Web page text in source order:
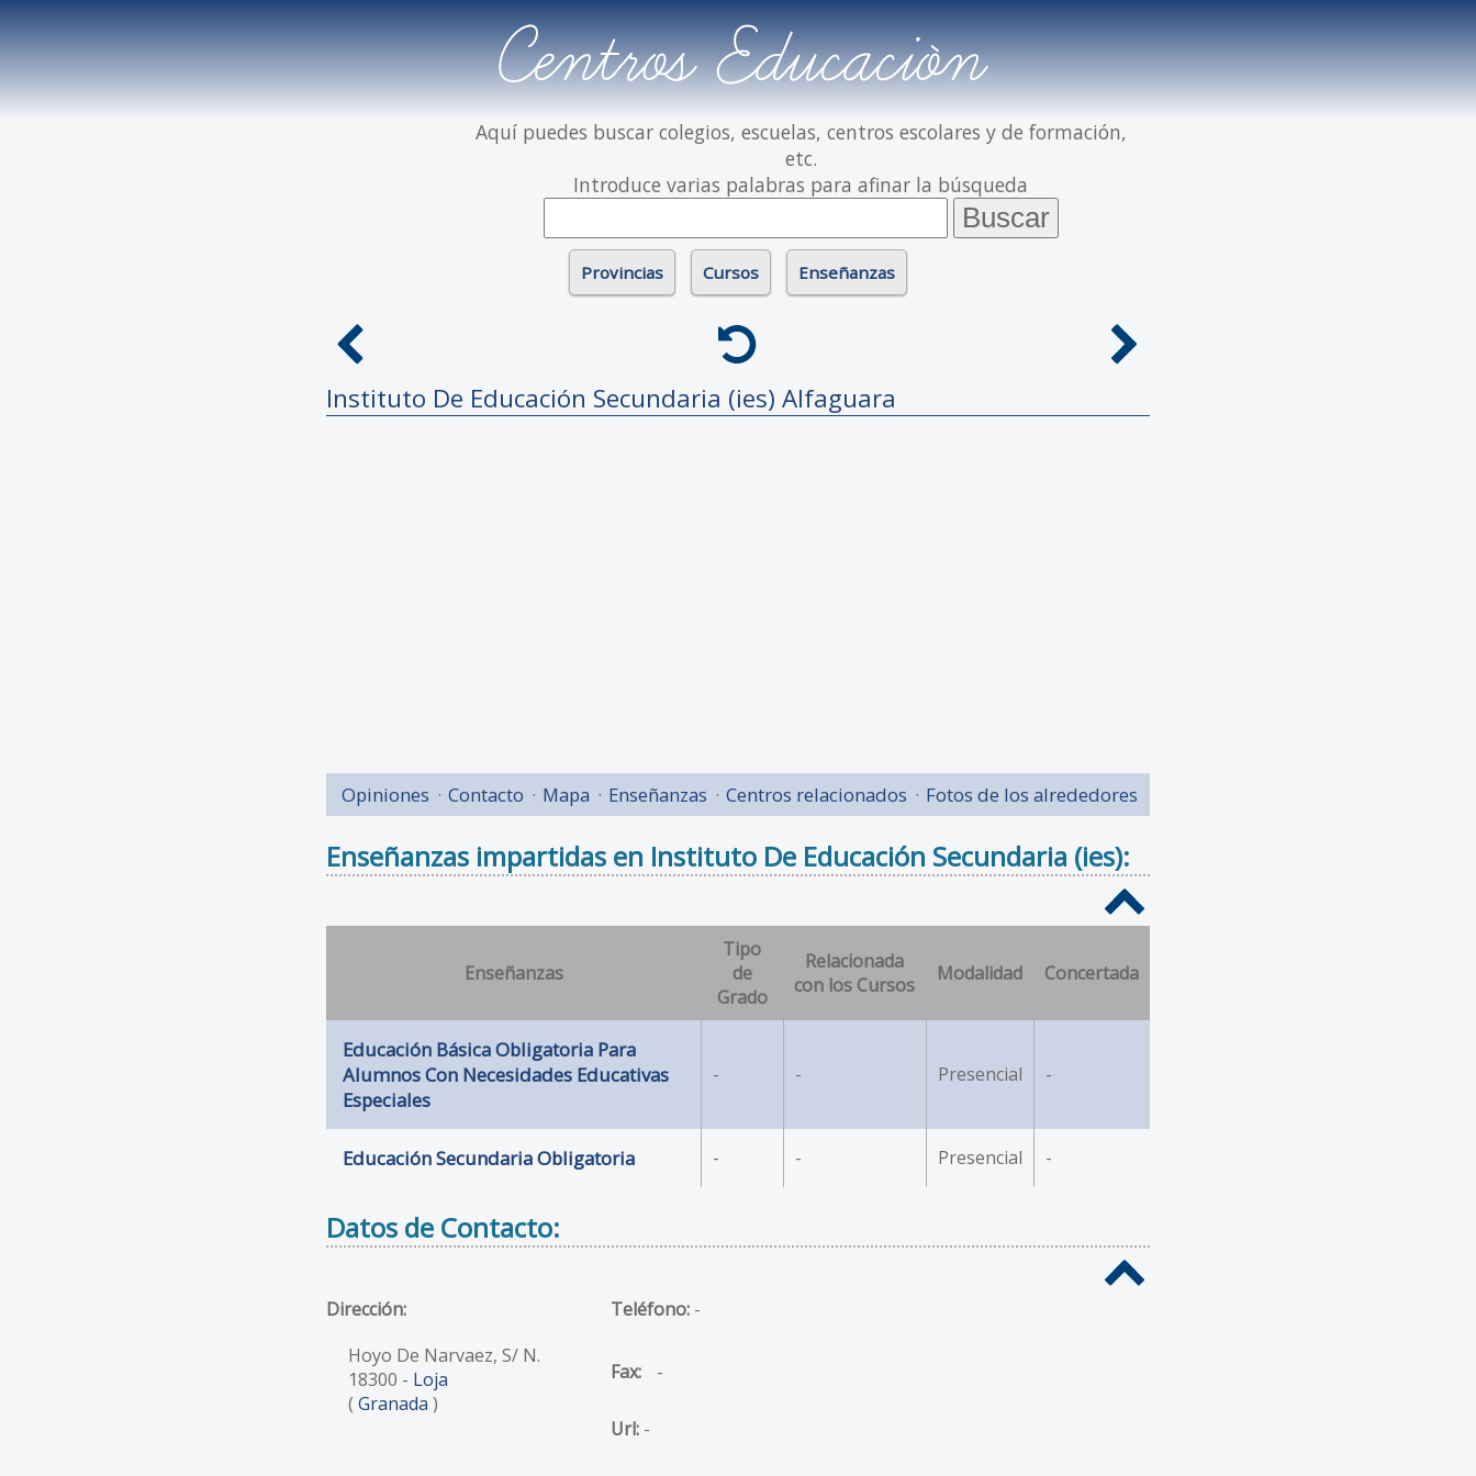
Centros Educación
Aquí puedes buscar colegios, escuelas, centros escolares y de formación,
etc.
Introduce varias palabras para afinar la búsqueda
Provincias Cursos Enseñanzas
Instituto De Educación Secundaria (ies) Alfaguara
Opiniones Contacto Mapa Enseñanzas Centros relacionados Fotos de los alrededores
Enseñanzas impartidas en Instituto De Educación Secundaria (ies):
Enseñanzas
Tipo
de
Grado
Relacionada
con los Cursos
Modalidad Concertada
Educación Básica Obligatoria Para
Alumnos Con Necesidades Educativas
Especiales
- - Presencial -
Educación Secundaria Obligatoria - - Presencial -
Datos de Contacto:
Dirección:
Hoyo De Narvaez, S/ N.
18300 - Loja
( Granada )
Teléfono: -
Fax: -
Url: -